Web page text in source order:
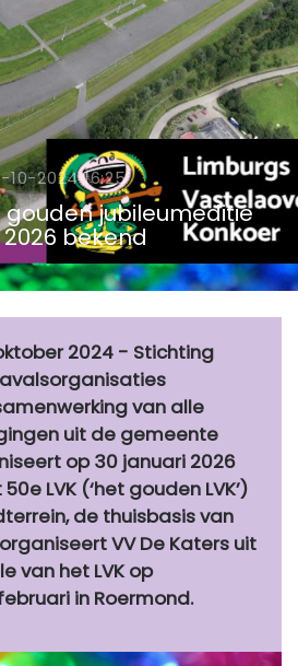
10-2024 16:25
gouden jubileumeditie
2026 bekend
2024 - Stichting
van alle
uit de gemeente
op 30 januari 2026
LVK (‘het gouden LVK’)
de thuisbasis van
VV De Katers uit
van het LVK op
in Roermond.